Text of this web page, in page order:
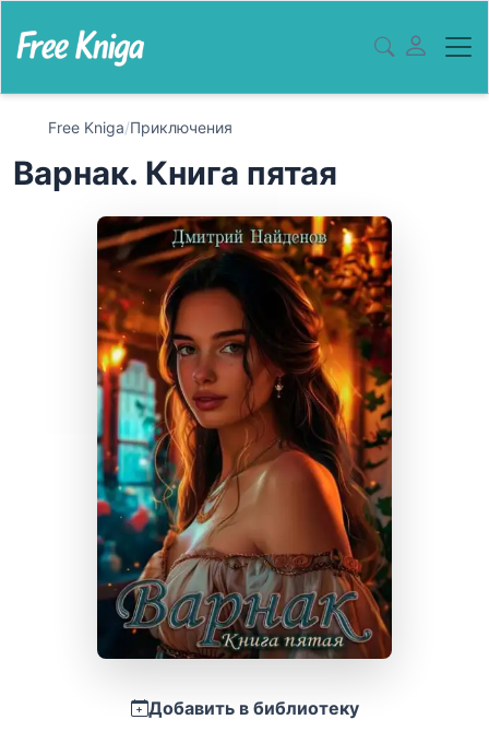
Free Kniga/Приключения
Варнак. Книга пятая
Добавить в библиотеку